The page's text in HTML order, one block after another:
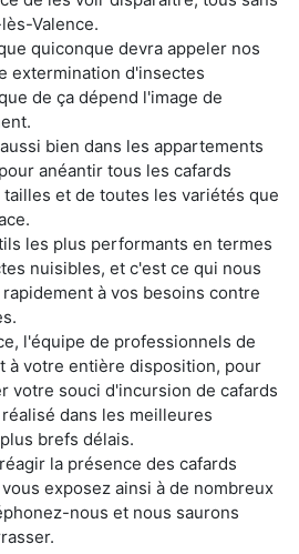
Valence.
quiconque devra appeler nos
extermination d'insectes
de ça dépend l'image de
bien dans les appartements
anéantir tous les cafards
et de toutes les variétés que
les plus performants en termes
nuisibles, et c'est ce qui nous
à vos besoins contre
l'équipe de professionnels de
à votre entière disposition, pour
votre souci d'incursion de cafards
dans les meilleures
brefs délais.
la présence des cafards
exposez ainsi à de nombreux
nous et nous saurons